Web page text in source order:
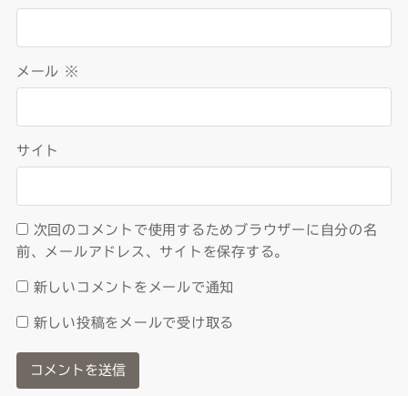
メール ※
サイト
次回のコメントで使用するためブラウザーに自分の名
前、メールアドレス、サイトを保存する。
新しいコメントをメールで通知
新しい投稿をメールで受け取る